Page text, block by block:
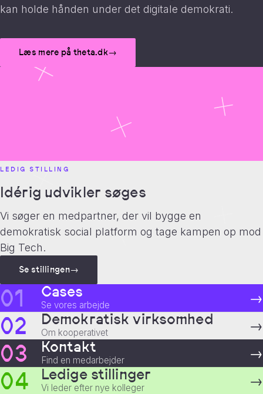
kan holde hånden under det digitale demokrati.
Læs mere på theta.dk→
LEDIG STILLING
Idérig udvikler søges
Vi søger en medpartner, der vil bygge en
demokratisk social platform og tage kampen op mod
Big Tech.
Se stillingen→
01 Cases
Se vores arbejde →
02 Demokratisk virksomhed
Om kooperativet →
03 Kontakt
Find en medarbejder →
04 Ledige stillinger
Vi leder efter nye kolleger →
0
1
2
3
4
9
8
7
6
5
4
9
7
6
5
4
9
8
7
6
5
4